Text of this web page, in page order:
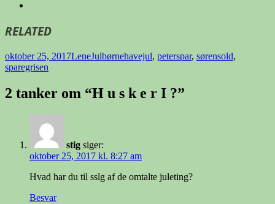
RELATED
Udgivet
i
oktober 25, 2017Forfatter
LeneKategorier
JulTags
børnehavejul, peterspar, sørensold,
sparegrisen
2 tanker om “H u s k e r I ?”
stig siger:
oktober 25, 2017 kl. 8:27 am
Hvad har du til sslg af de omtalte juleting?
Besvar